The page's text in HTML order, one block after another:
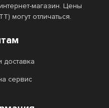
магазин. Цены
могут отличаться.
доставка
сервис